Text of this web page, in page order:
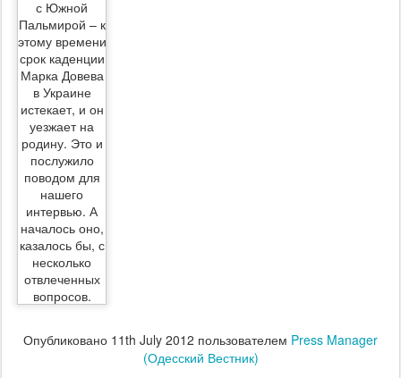
Опубликовано 11th July 2012 пользователем Press Manager
(Одесский Вестник)